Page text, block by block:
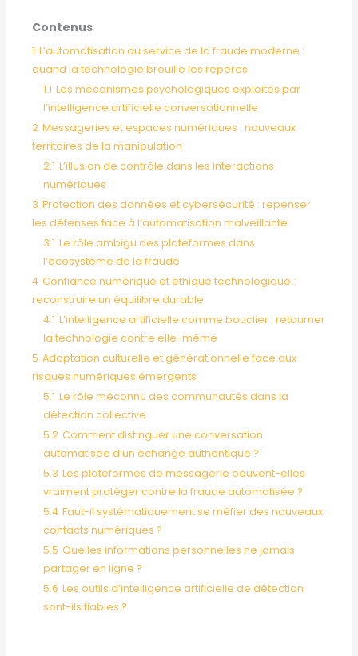
Contenus
1 L’automatisation au service de la fraude moderne :
quand la technologie brouille les repères
1.1 Les mécanismes psychologiques exploités par
l’intelligence artificielle conversationnelle
2 Messageries et espaces numériques : nouveaux
territoires de la manipulation
2.1 L’illusion de contrôle dans les interactions
numériques
3 Protection des données et cybersécurité : repenser
les défenses face à l’automatisation malveillante
3.1 Le rôle ambigu des plateformes dans
l’écosystème de la fraude
4 Confiance numérique et éthique technologique :
reconstruire un équilibre durable
4.1 L’intelligence artificielle comme bouclier : retourner
la technologie contre elle-même
5 Adaptation culturelle et générationnelle face aux
risques numériques émergents
5.1 Le rôle méconnu des communautés dans la
détection collective
5.2 Comment distinguer une conversation
automatisée d’un échange authentique ?
5.3 Les plateformes de messagerie peuvent-elles
vraiment protéger contre la fraude automatisée ?
5.4 Faut-il systématiquement se méfier des nouveaux
contacts numériques ?
5.5 Quelles informations personnelles ne jamais
partager en ligne ?
5.6 Les outils d’intelligence artificielle de détection
sont-ils fiables ?